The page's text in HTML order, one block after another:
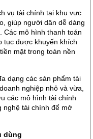
vụ tài chính tại khu vực
giúp người dân dễ dàng
Các mô hình thanh toán
tục được khuyến khích
mặt trong toàn nền
dạng các sản phẩm tài
nghiệp nhỏ và vừa,
các mô hình tài chính
nghệ tài chính để mở
dùng